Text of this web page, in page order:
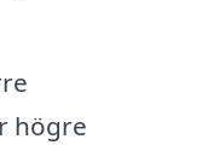
högre